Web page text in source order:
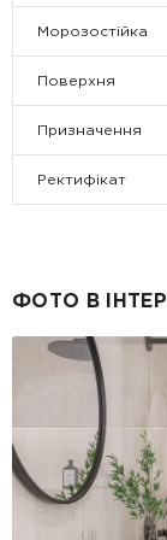
Морозостійка
Поверхня
Призначення
Ректифікат
ФОТО В